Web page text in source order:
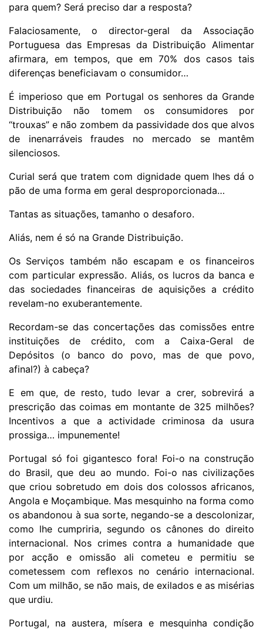
para quem? Será preciso dar a resposta?
Falaciosamente, o director-geral da Associação
Portuguesa das Empresas da Distribuição Alimentar
afirmara, em tempos, que em 70% dos casos tais
diferenças beneficiavam o consumidor…
É imperioso que em Portugal os senhores da Grande
Distribuição não tomem os consumidores por
“trouxas” e não zombem da passividade dos que alvos
de inenarráveis fraudes no mercado se mantêm
silenciosos.
Curial será que tratem com dignidade quem lhes dá o
pão de uma forma em geral desproporcionada…
Tantas as situações, tamanho o desaforo.
Aliás, nem é só na Grande Distribuição.
Os Serviços também não escapam e os financeiros
com particular expressão. Aliás, os lucros da banca e
das sociedades financeiras de aquisições a crédito
revelam-no exuberantemente.
Recordam-se das concertações das comissões entre
instituições de crédito, com a Caixa-Geral de
Depósitos (o banco do povo, mas de que povo,
afinal?) à cabeça?
E em que, de resto, tudo levar a crer, sobrevirá a
prescrição das coimas em montante de 325 milhões?
Incentivos a que a actividade criminosa da usura
prossiga… impunemente!
Portugal só foi gigantesco fora! Foi-o na construção
do Brasil, que deu ao mundo. Foi-o nas civilizações
que criou sobretudo em dois dos colossos africanos,
Angola e Moçambique. Mas mesquinho na forma como
os abandonou à sua sorte, negando-se a descolonizar,
como lhe cumpriria, segundo os cânones do direito
internacional. Nos crimes contra a humanidade que
por acção e omissão ali cometeu e permitiu se
cometessem com reflexos no cenário internacional.
Com um milhão, se não mais, de exilados e as misérias
que urdiu.
Portugal, na austera, mísera e mesquinha condição